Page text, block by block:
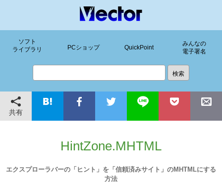
ソフト
ライブラリ
PCショップ QuickPoint
みんなの
電子署名
共有
HintZone.MHTML
エクスプローラバーの「ヒント」を「信頼済みサイト」のMHTMLにする
方法